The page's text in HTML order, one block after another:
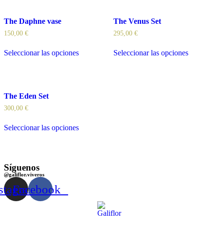
The Daphne vase
150,00 €
Seleccionar las opciones
The Venus Set
295,00 €
Seleccionar las opciones
The Eden Set
300,00 €
Seleccionar las opciones
Síguenos
@galiflor.viveros
Facebook